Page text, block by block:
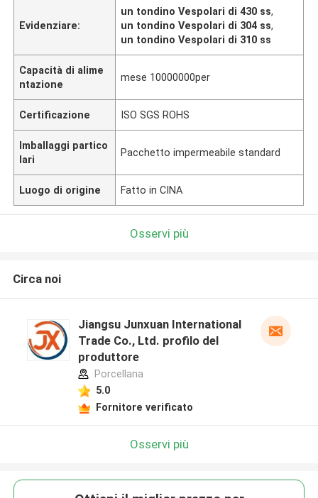
Evidenziare:
un tondino Vespolari di 430 ss,
un tondino Vespolari di 304 ss,
un tondino Vespolari di 310 ss
Capacità di alime
ntazione
mese 10000000per
Certificazione ISO SGS ROHS
Imballaggi partico
lari
Pacchetto impermeabile standard
Luogo di origine Fatto in CINA
Osservi più
Circa noi
Jiangsu Junxuan International
Trade Co., Ltd. profilo del
produttore
Porcellana
5.0
Fornitore verificato
Osservi più